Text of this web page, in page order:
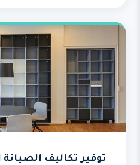
توفير تكاليف الصيانة